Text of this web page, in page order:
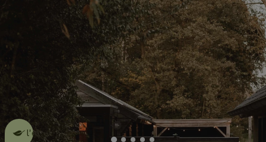
Cette Maison Nature fait de
l'effet en savoir plus